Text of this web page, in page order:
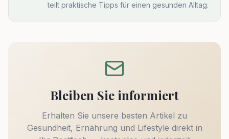
teilt praktische Tipps für einen gesunden Alltag.
Bleiben Sie informiert
Erhalten Sie unsere besten Artikel zu
Gesundheit, Ernährung und Lifestyle direkt in